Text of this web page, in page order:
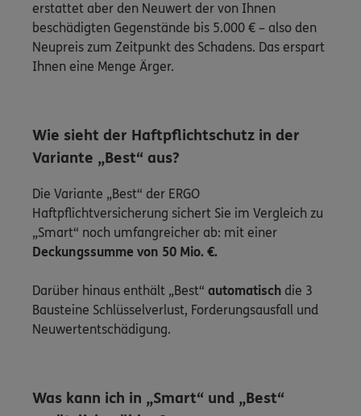
erstattet aber den Neuwert der von Ihnen
beschädigten Gegenstände bis 5.000 € – also den
Neupreis zum Zeitpunkt des Schadens. Das erspart
Ihnen eine Menge Ärger.
Wie sieht der Haftpflichtschutz in der
Variante „Best“ aus?
Die Variante „Best“ der ERGO
Haftpflichtversicherung sichert Sie im Vergleich zu
„Smart“ noch umfangreicher ab: mit einer
Deckungssumme von 50 Mio. €.
Darüber hinaus enthält „Best“ automatisch die 3
Bausteine Schlüsselverlust, Forderungsausfall und
Neuwertentschädigung.
Was kann ich in „Smart“ und „Best“